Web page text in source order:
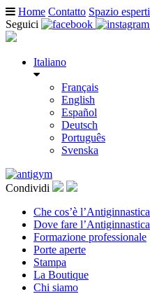
Home Contatto Spazio esperti
Seguici
Italiano
Français
English
Español
Deutsch
Português
Svenska
Condividi
Che cos’è l’Antiginnastica
Dove fare l’Antiginnastica
Formazione professionale
Porte aperte
Stampa
La Boutique
Chi siamo